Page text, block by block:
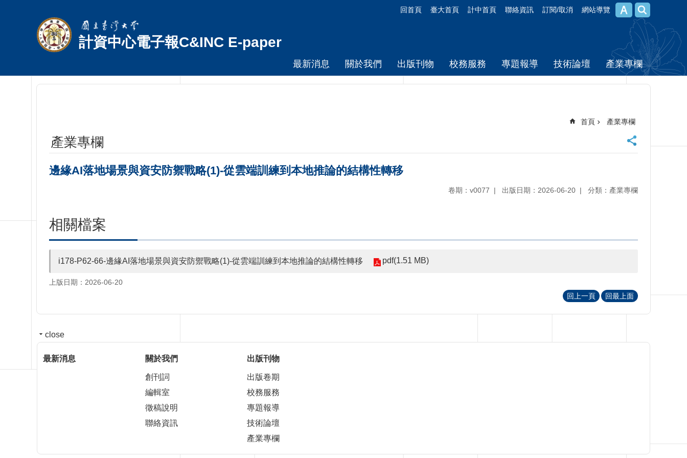
回首頁 臺大首頁 計中首頁 聯絡資訊 訂閱/取消 網站導覽
計資中心電子報C&INC E-paper
最新消息 關於我們 出版刊物 校務服務 專題報導 技術論壇 產業專欄
首頁 產業專欄
產業專欄
邊緣AI落地場景與資安防禦戰略(1)-從雲端訓練到本地推論的結構性轉移
卷期：v0077 出版日期：2026-06-20 分類：產業專欄
相關檔案
i178-P62-66-邊緣AI落地場景與資安防禦戰略(1)-從雲端訓練到本地推論的結構性轉移 pdf(1.51 MB)
上版日期：2026-06-20
回上一頁
回最上面
close
最新消息 關於我們
創刊詞
編輯室
徵稿說明
聯絡資訊
出版刊物
出版卷期
校務服務
專題報導
技術論壇
產業專欄